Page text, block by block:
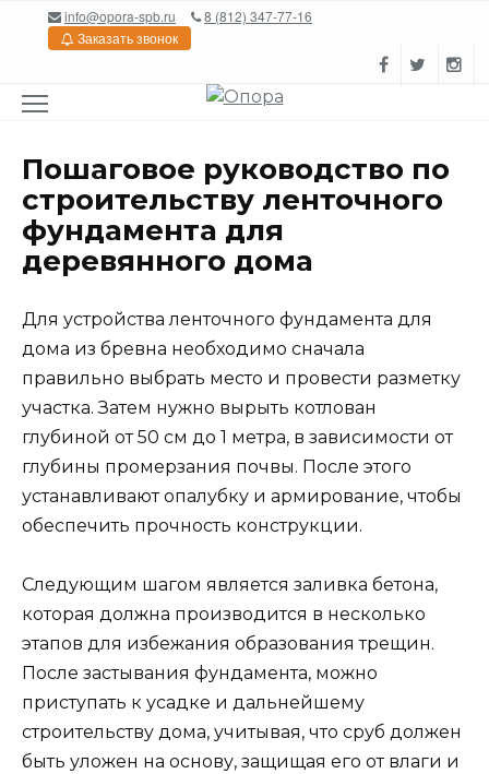
Перейтиinfo@opora-spb.ru
8 (812) 347-77-16
Заказать звонок
Пошаговое руководство по
строительству ленточного
фундамента для
деревянного дома
Для устройства ленточного фундамента для
дома из бревна необходимо сначала
правильно выбрать место и провести разметку
участка. Затем нужно вырыть котлован
глубиной от 50 см до 1 метра, в зависимости от
глубины промерзания почвы. После этого
устанавливают опалубку и армирование, чтобы
обеспечить прочность конструкции.
Следующим шагом является заливка бетона,
которая должна производится в несколько
этапов для избежания образования трещин.
После застывания фундамента, можно
приступать к усадке и дальнейшему
строительству дома, учитывая, что сруб должен
быть уложен на основу, защищая его от влаги и